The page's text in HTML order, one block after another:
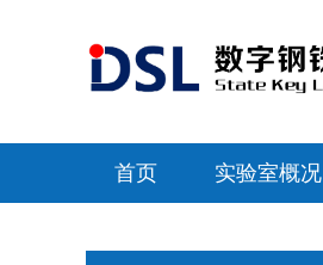
首页 实验室概况